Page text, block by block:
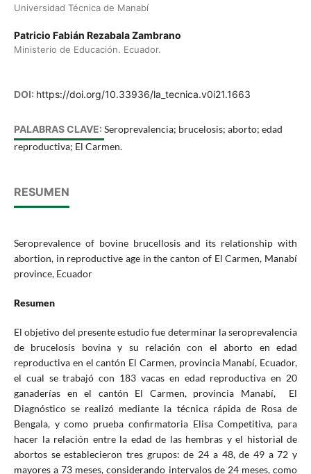
Universidad Técnica de Manabí
Patricio Fabián Rezabala Zambrano
Ministerio de Educación. Ecuador.
DOI: https://doi.org/10.33936/la_tecnica.v0i21.1663
PALABRAS CLAVE: Seroprevalencia; brucelosis; aborto; edad
reproductiva; El Carmen.
RESUMEN
Seroprevalence of bovine brucellosis and its relationship with
abortion, in reproductive age in the canton of El Carmen, Manabí
province, Ecuador
Resumen
El objetivo del presente estudio fue determinar la seroprevalencia
de brucelosis bovina y su relación con el aborto en edad
reproductiva en el cantón El Carmen, provincia Manabí, Ecuador,
el cual se trabajó con 183 vacas en edad reproductiva en 20
ganaderías en el cantón El Carmen, provincia Manabí, El
Diagnóstico se realizó mediante la técnica rápida de Rosa de
Bengala, y como prueba confirmatoria Elisa Competitiva, para
hacer la relación entre la edad de las hembras y el historial de
abortos se establecieron tres grupos: de 24 a 48, de 49 a 72 y
mayores a 73 meses, considerando intervalos de 24 meses, como